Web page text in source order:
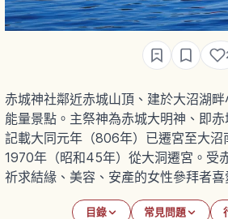
赤城神社鄰近赤城山頂、建於大沼湖
能量景點。主祭神為赤城大明神、即
記載大同元年（806年）已遷宮至大沼
1970年（昭和45年）從大洞遷宮。受
祈求結緣、美容、安產的女性參拜者喜
目錄 常見問題